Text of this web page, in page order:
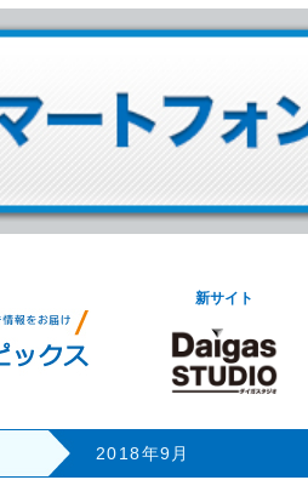
新サイト
2018年9月